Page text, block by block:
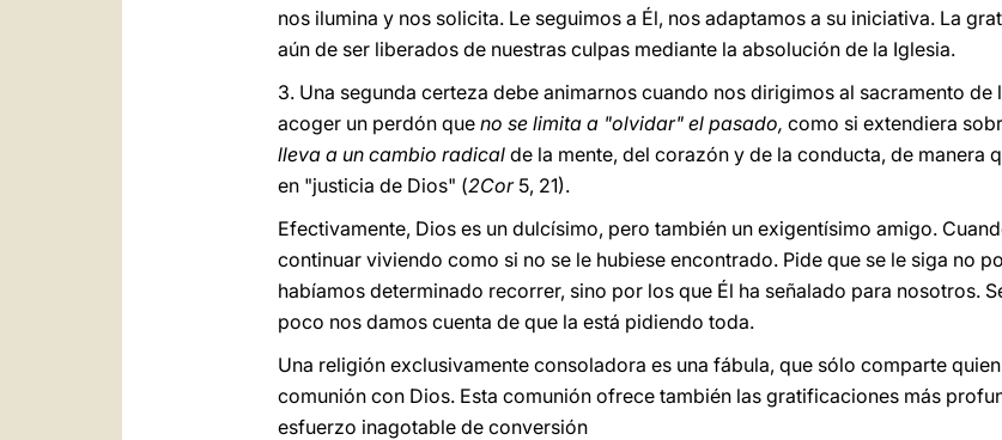
nos ilumina y nos solicita. Le seguimos a Él, nos adaptamos a su iniciativa. La
aún de ser liberados de nuestras culpas mediante la absolución de la Iglesia.
3. Una segunda certeza debe animarnos cuando nos dirigimos al sacramento de
acoger un perdón que no se limita a "olvidar" el pasado, como si extendiera
lleva a un cambio radical de la mente, del corazón y de la conducta, de manera
en "justicia de Dios" (2Cor 5, 21).
Efectivamente, Dios es un dulcísimo, pero también un exigentísimo amigo.
continuar viviendo como si no se le hubiese encontrado. Pide que se le siga no
habíamos determinado recorrer, sino por los que Él ha señalado para nosotros.
poco nos damos cuenta de que la está pidiendo toda.
Una religión exclusivamente consoladora es una fábula, que sólo comparte
comunión con Dios. Esta comunión ofrece también las gratificaciones más
esfuerzo inagotable de conversión